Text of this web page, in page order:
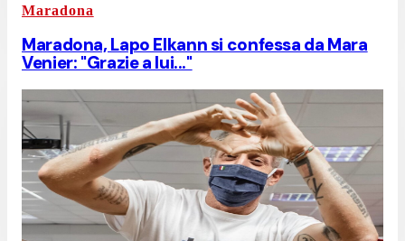
Maradona
Maradona, Lapo Elkann si confessa da Mara
Venier: "Grazie a lui..."